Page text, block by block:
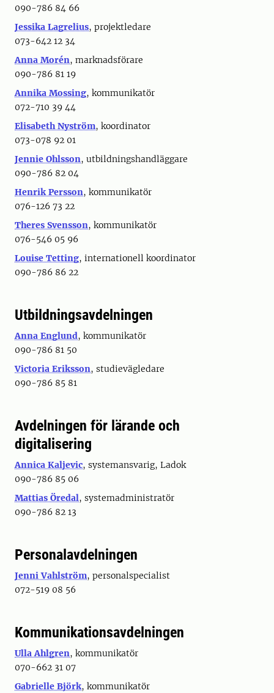
090-786 84 66
Jessika Lagrelius, projektledare
073-642 12 34
Anna Morén, marknadsförare
090-786 81 19
Annika Mossing, kommunikatör
072-710 39 44
Elisabeth Nyström, koordinator
073-078 92 01
Jennie Ohlsson, utbildningshandläggare
090-786 82 04
Henrik Persson, kommunikatör
076-126 73 22
Theres Svensson, kommunikatör
076-546 05 96
Louise Tetting, internationell koordinator
090-786 86 22
Utbildningsavdelningen
Anna Englund, kommunikatör
090-786 81 50
Victoria Eriksson, studievägledare
090-786 85 81
Avdelningen för lärande och
digitalisering
Annica Kaljevic, systemansvarig, Ladok
090-786 85 06
Mattias Öredal, systemadministratör
090-786 82 13
Personalavdelningen
Jenni Vahlström, personalspecialist
072-519 08 56
Kommunikationsavdelningen
Ulla Ahlgren, kommunikatör
070-662 31 07
Gabrielle Björk, kommunikatör